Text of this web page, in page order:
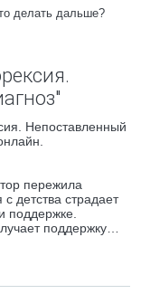
делать дальше?
Непоставленный
пережила
детства страдает
поддержке.
поддержку…